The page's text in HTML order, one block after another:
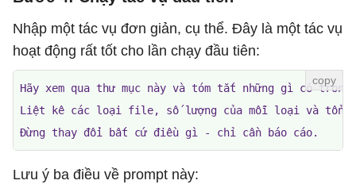
Nhập một tác vụ đơn giản, cụ thể. Đây là một tác vụ
hoạt động rất tốt cho lần chạy đầu tiên:
Hãy xem qua thư mục này và tóm tắt những gì có trong
Liệt kê các loại file, số lượng của mỗi loại và tổng
Đừng thay đổi bất cứ điều gì - chỉ cần báo cáo.
Lưu ý ba điều về prompt này: